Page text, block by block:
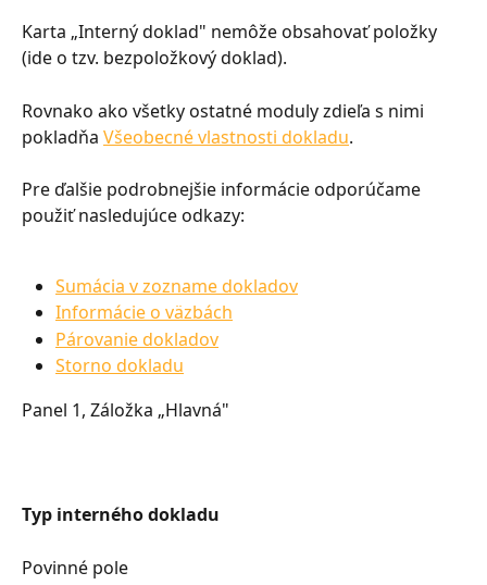
Karta „Interný doklad" nemôže obsahovať položky
(ide o tzv. bezpoložkový doklad).
Rovnako ako všetky ostatné moduly zdieľa s nimi
pokladňa Všeobecné vlastnosti dokladu.
Pre ďalšie podrobnejšie informácie odporúčame
použiť nasledujúce odkazy:
Sumácia v zozname dokladov
Informácie o väzbách
Párovanie dokladov
Storno dokladu
Panel 1, Záložka „Hlavná"
Typ interného dokladu
Povinné pole